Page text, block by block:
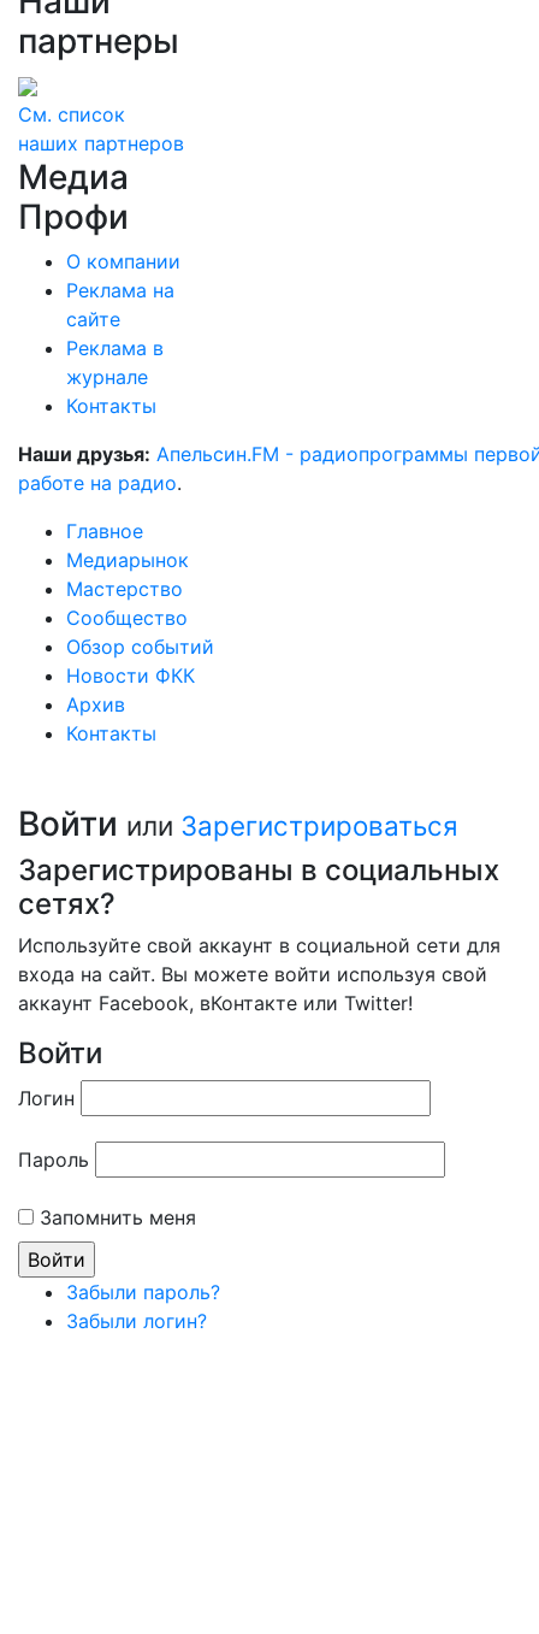
партнеры
См. список
наших партнеров
Медиа
Профи
О компании
Реклама на
сайте
Реклама в
журнале
Контакты
Наши друзья: Апельсин.FM - радиопрограммы
работе на радио.
Главное
Медиарынок
Мастерство
Сообщество
Обзор событий
Новости ФКК
Архив
Контакты
Войти или Зарегистрироваться
Зарегистрированы в социальных
сетях?
Используйте свой аккаунт в социальной сети для
входа на сайт. Вы можете войти используя свой
аккаунт Facebook, вКонтакте или Twitter!
Войти
Логин
Пароль
Запомнить меня
Забыли пароль?
Забыли логин?